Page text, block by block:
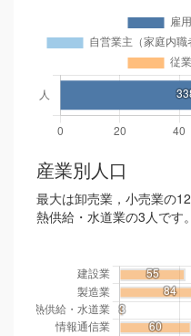
産業別人口
最大は卸売業，小売業の
熱供給・水道業の3人です。